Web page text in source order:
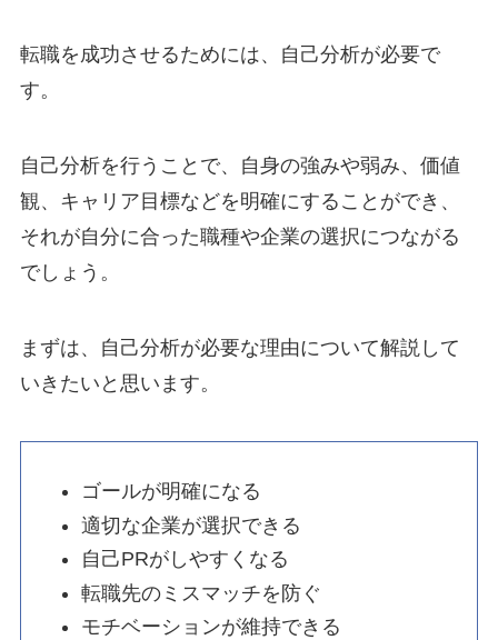
転職を成功させるためには、自己分析が必要で
す。
自己分析を行うことで、自身の強みや弱み、価値
観、キャリア目標などを明確にすることができ、
それが自分に合った職種や企業の選択につながる
でしょう。
まずは、自己分析が必要な理由について解説して
いきたいと思います。
ゴールが明確になる
適切な企業が選択できる
自己PRがしやすくなる
転職先のミスマッチを防ぐ
モチベーションが維持できる